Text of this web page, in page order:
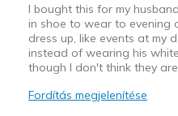
I bought this for my
in shoe to wear to evening
dress up, like events at my
instead of wearing his
though I don't think they
Fordítás megjelenítése